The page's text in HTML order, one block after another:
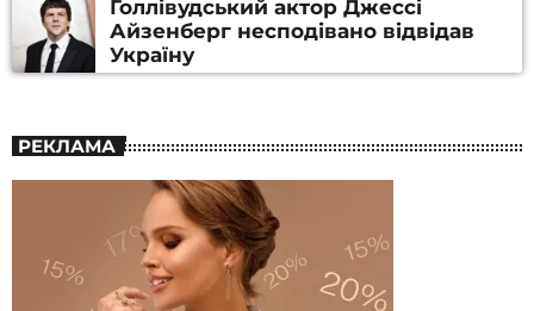
Голлівудський актор Джессі
Айзенберг несподівано відвідав
Україну
РЕКЛАМА